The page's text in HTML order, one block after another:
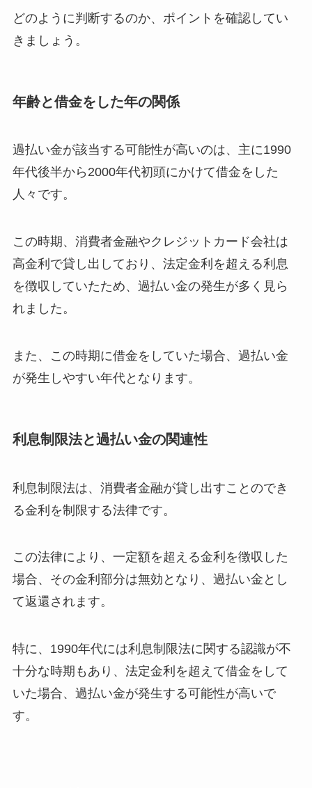
どのように判断するのか、ポイントを確認してい
きましょう。
年齢と借金をした年の関係
過払い金が該当する可能性が高いのは、主に1990
年代後半から2000年代初頭にかけて借金をした
人々です。
この時期、消費者金融やクレジットカード会社は
高金利で貸し出しており、法定金利を超える利息
を徴収していたため、過払い金の発生が多く見ら
れました。
また、この時期に借金をしていた場合、過払い金
が発生しやすい年代となります。
利息制限法と過払い金の関連性
利息制限法は、消費者金融が貸し出すことのでき
る金利を制限する法律です。
この法律により、一定額を超える金利を徴収した
場合、その金利部分は無効となり、過払い金とし
て返還されます。
特に、1990年代には利息制限法に関する認識が不
十分な時期もあり、法定金利を超えて借金をして
いた場合、過払い金が発生する可能性が高いで
す。